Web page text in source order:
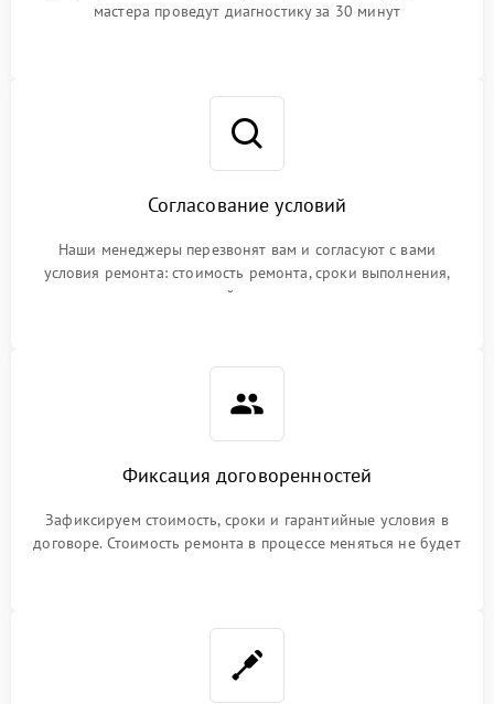
мастера проведут диагностику за 30 минут
Согласование условий
Наши менеджеры перезвонят вам и согласуют с вами
условия ремонта: стоимость ремонта, сроки выполнения,
гарантийные условия
Фиксация договоренностей
Зафиксируем стоимость, сроки и гарантийные условия в
договоре. Стоимость ремонта в процессе меняться не будет